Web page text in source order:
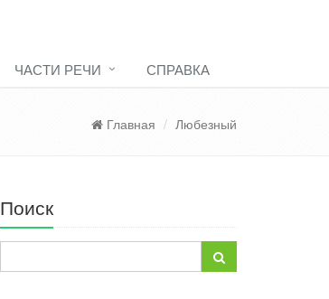
ЧАСТИ РЕЧИ СПРАВКА
Главная Любезный
Поиск